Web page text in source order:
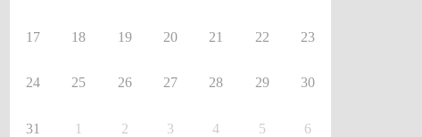
17 18 19 20 21 22 23
24 25 26 27 28 29 30
31 1 2 3 4 5 6